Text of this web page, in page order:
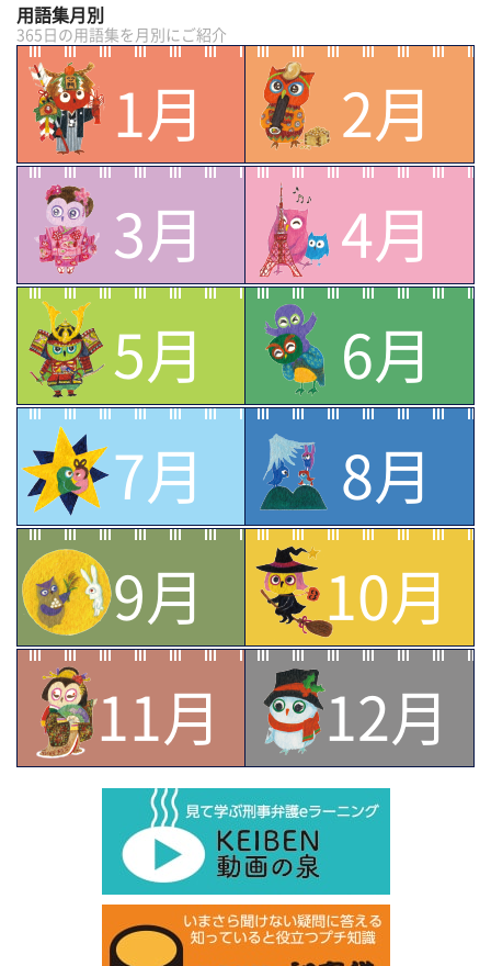
用語集月別
365日の用語集を月別にご紹介
1月
2月
3月
4月
5月
6月
7月
8月
9月
10月
11月
12月